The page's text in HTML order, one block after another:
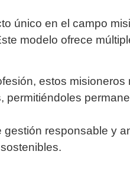
único en el campo
modelo ofrece
estos misioneros
responsable y